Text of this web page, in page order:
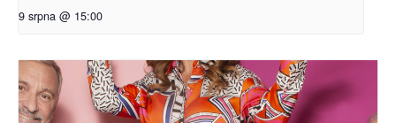
9 srpna @ 15:00